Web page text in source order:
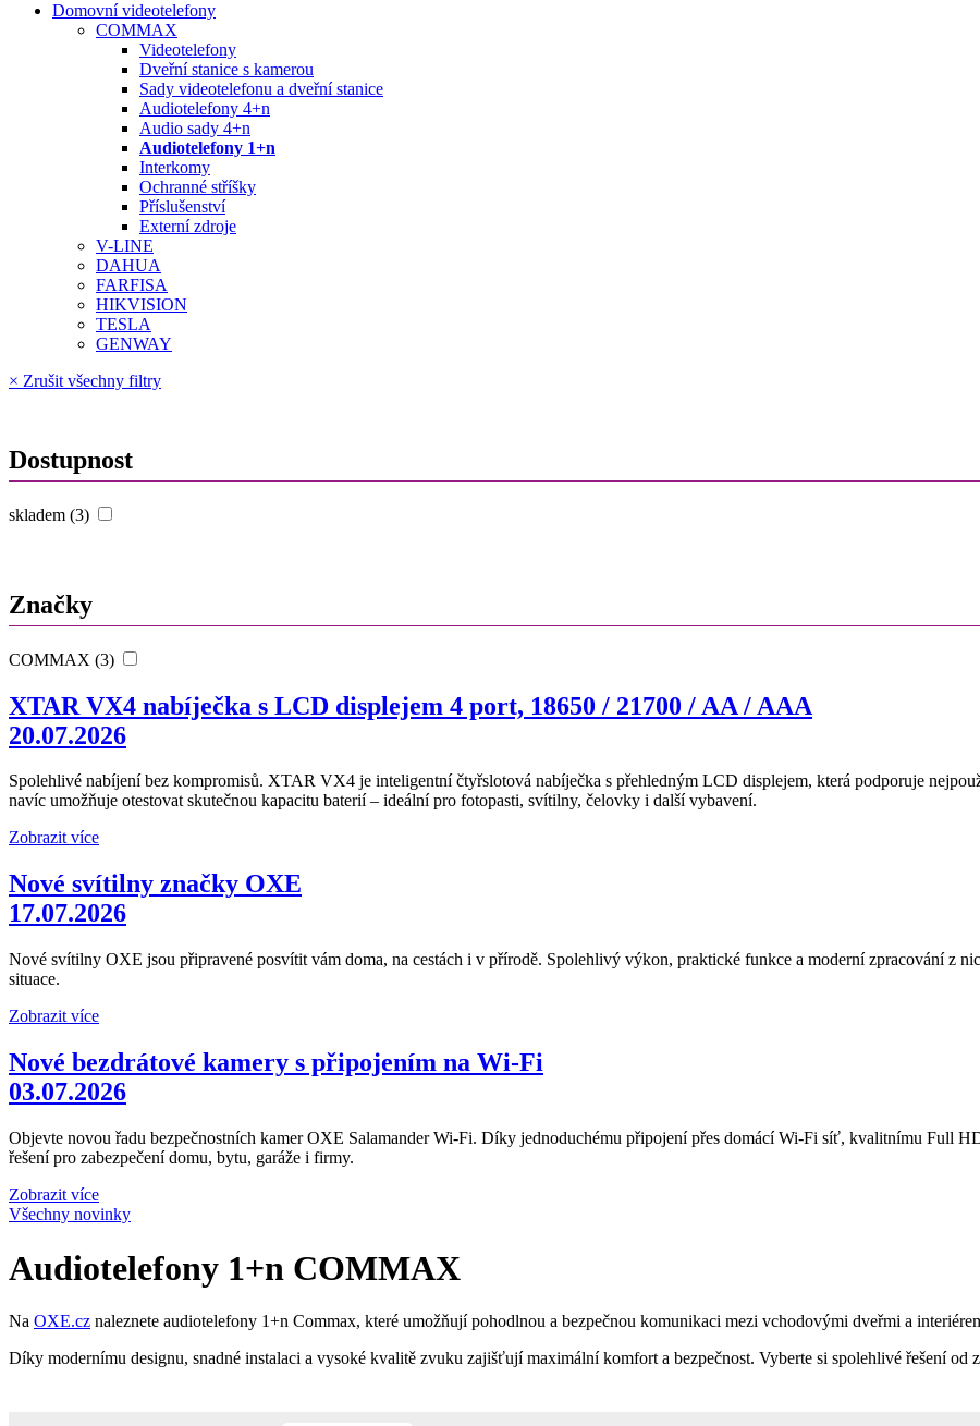
Domovní videotelefony
COMMAX
Videotelefony
Dveřní stanice s kamerou
Sady videotelefonu a dveřní stanice
Audiotelefony 4+n
Audio sady 4+n
Audiotelefony 1+n
Interkomy
Ochranné stříšky
Příslušenství
Externí zdroje
V-LINE
DAHUA
FARFISA
HIKVISION
TESLA
GENWAY
× Zrušit všechny filtry
Dostupnost
skladem (3)
Značky
COMMAX (3)
XTAR VX4 nabíječka s LCD displejem 4 port, 18650 / 21700 / AA / AAA
20.07.2026
Spolehlivé nabíjení bez kompromisů. XTAR VX4 je inteligentní čtyřslotová nabíječka s přehledným LCD displejem, která podporuje
navíc umožňuje otestovat skutečnou kapacitu baterií – ideální pro fotopasti, svítilny, čelovky i další vybavení.
Zobrazit více
Nové svítilny značky OXE
17.07.2026
Nové svítilny OXE jsou připravené posvítit vám doma, na cestách i v přírodě. Spolehlivý výkon, praktické funkce a moderní zpracování z
situace.
Zobrazit více
Nové bezdrátové kamery s připojením na Wi-Fi
03.07.2026
Objevte novou řadu bezpečnostních kamer OXE Salamander Wi-Fi. Díky jednoduchému připojení přes domácí Wi-Fi síť, kvalitnímu Full
řešení pro zabezpečení domu, bytu, garáže i firmy.
Zobrazit více
Všechny novinky
Audiotelefony 1+n COMMAX
Na OXE.cz naleznete audiotelefony 1+n Commax, které umožňují pohodlnou a bezpečnou komunikaci mezi vchodovými dveřmi a
Díky modernímu designu, snadné instalaci a vysoké kvalitě zvuku zajišťují maximální komfort a bezpečnost. Vyberte si spolehlivé řešení od